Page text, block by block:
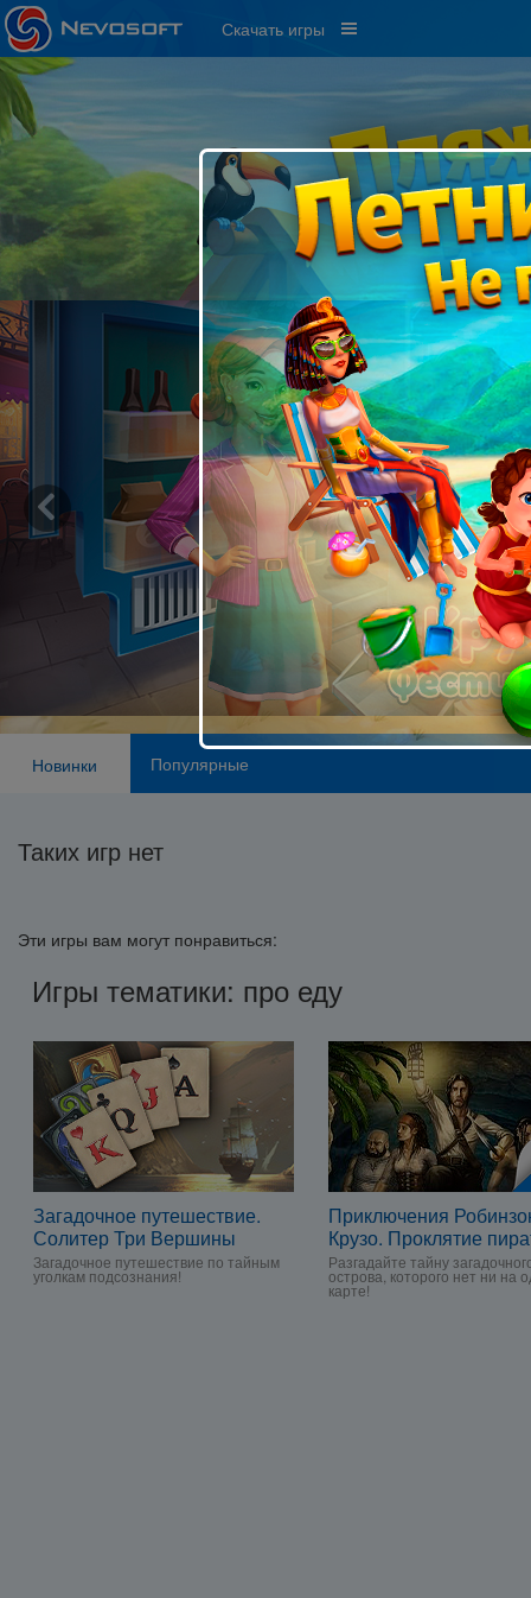
Скачать игры
Новинки Популярные
Таких игр нет
Эти игры вам могут понравиться:
Игры тематики: про еду
Загадочное путешествие.
Солитер Три Вершины
Загадочное путешествие по тайным
уголкам подсознания!
Приключения
Крузо. Проклятие
Разгадайте тайну
острова, которого нет ни на
карте!